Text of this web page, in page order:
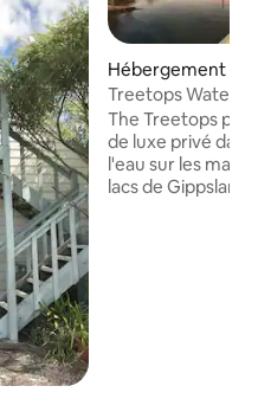
Hébergement ⋅
Treetops
Jetty Berth
The Treetops
de luxe privé
l'eau sur les
lacs de Gippsland